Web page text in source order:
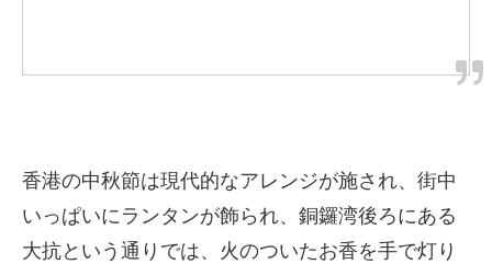
香港の中秋節は現代的なアレンジが施され、街中
いっぱいにランタンが飾られ、銅鑼湾後ろにある
大抗という通りでは、火のついたお香を手で灯り